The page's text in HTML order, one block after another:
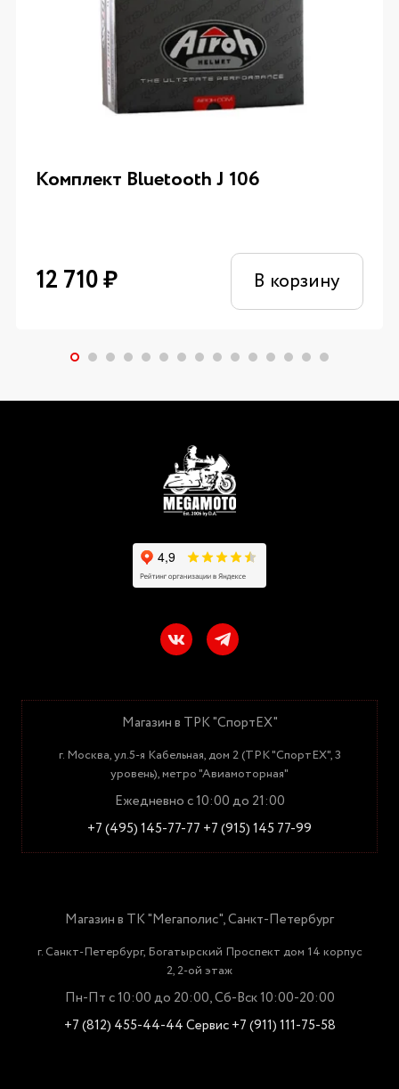
Комплект Bluetooth J 106
12 710₽ В корзину
Магазин в ТРК "СпортЕХ"
г. Москва, ул.5-я Кабельная, дом 2 (ТРК "СпортЕХ", 3
уровень), метро "Авиамоторная"
Ежедневно с 10:00 до 21:00
+7 (495) 145-77-77 +7 (915) 145 77-99
Магазин в ТК "Мегаполис", Санкт-Петербург
г. Санкт-Петербург, Богатырский Проспект дом 14 корпус
2, 2-ой этаж
Пн-Пт с 10:00 до 20:00, Сб-Вск 10:00-20:00
+7 (812) 455-44-44Сервис +7 (911) 111-75-58